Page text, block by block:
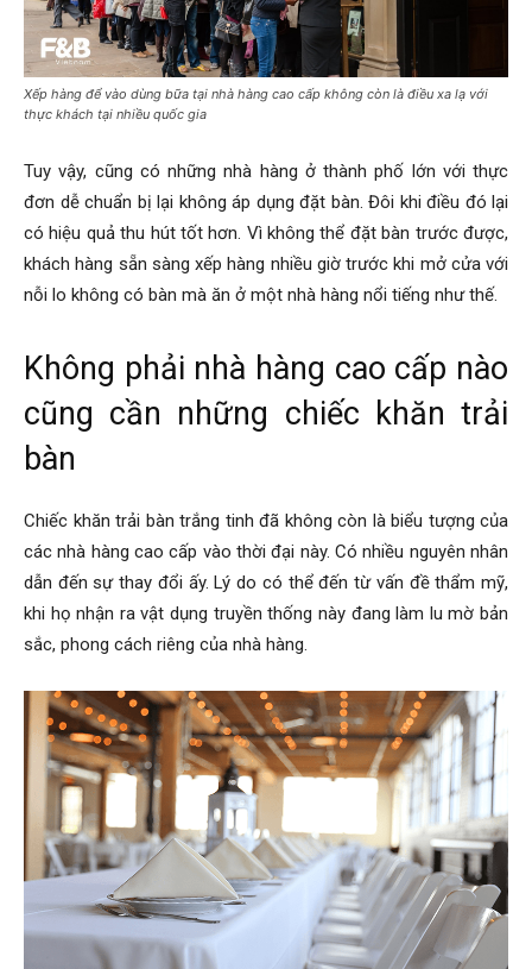
Xếp hàng để vào dùng bữa tại nhà hàng cao cấp không còn là điều xa lạ với
thực khách tại nhiều quốc gia
Tuy vậy, cũng có những nhà hàng ở thành phố lớn với thực
đơn dễ chuẩn bị lại không áp dụng đặt bàn. Đôi khi điều đó lại
có hiệu quả thu hút tốt hơn. Vì không thể đặt bàn trước được,
khách hàng sẵn sàng xếp hàng nhiều giờ trước khi mở cửa với
nỗi lo không có bàn mà ăn ở một nhà hàng nổi tiếng như thế.
Không phải nhà hàng cao cấp nào
cũng cần những chiếc khăn trải
bàn
Chiếc khăn trải bàn trắng tinh đã không còn là biểu tượng của
các nhà hàng cao cấp vào thời đại này. Có nhiều nguyên nhân
dẫn đến sự thay đổi ấy. Lý do có thể đến từ vấn đề thẩm mỹ,
khi họ nhận ra vật dụng truyền thống này đang làm lu mờ bản
sắc, phong cách riêng của nhà hàng.